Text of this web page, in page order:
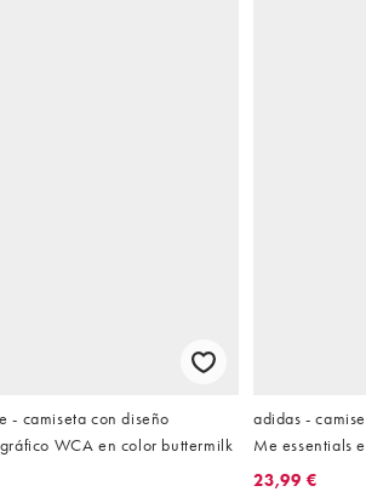
- camiseta con diseño
WCA en color buttermilk
adidas -
Me essentials
23,99 €